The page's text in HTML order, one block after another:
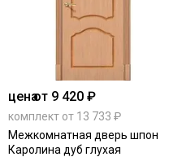
ценаот 9 420 ₽
комплект от 13 733 ₽
Межкомнатная дверь шпон
Каролина дуб глухая